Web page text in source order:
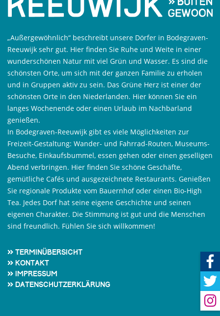
„Außergewöhnlich“ beschreibt unsere Dörfer in Bodegraven-
Reeuwijk sehr gut. Hier finden Sie Ruhe und Weite in einer
wunderschönen Natur mit viel Grün und Wasser. Es sind die
schönsten Orte, um sich mit der ganzen Familie zu erholen
und in Gruppen aktiv zu sein. Das Grüne Herz ist einer der
schönsten Orte in den Niederlanden. Hier können Sie ein
langes Wochenende oder einen Urlaub im Nachbarland
genießen.
In Bodegraven-Reeuwijk gibt es viele Möglichkeiten zur
Freizeit-Gestaltung: Wander- und Fahrrad-Routen, Museums-
Besuche, Einkaufsbummel, essen gehen oder einen geselligen
Abend verbringen. Hier finden Sie schöne Geschäfte,
gemütliche Cafés und ausgezeichnete Restaurants. Genießen
Sie regionale Produkte vom Bauernhof oder einen Bio-High
Tea. Jedes Dorf hat seine eigene Geschichte und seinen
eigenen Charakter. Die Stimmung ist gut und die Menschen
sind freundlich. Fühlen Sie sich willkommen!
Terminübersicht
Kontakt
Impressum
Datenschutzerklärung